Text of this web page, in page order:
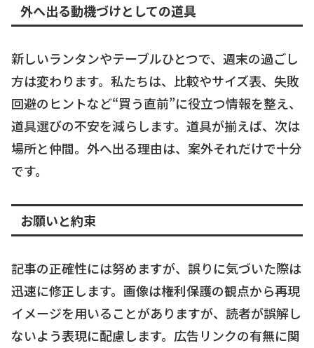
外へ出る動機づけとしての道具
新しいランタンやテーブルひとつで、週末の過ごし
方は変わります。私たちは、比較やサイズ表、失敗
回避のヒントなど“買う直前”に役立つ情報を整え、
道具選びの不安を減らします。道具が揃えば、次は
場所と仲間。外へ出る理由は、案外それだけで十分
です。
お願いと約束
記事の正確性には努めますが、誤りに気づいた際は
迅速に修正します。画像は権利保護の観点から再現
イメージを用いることがありますが、読者が誤解し
ないよう表現に配慮します。広告リンクの有無に関